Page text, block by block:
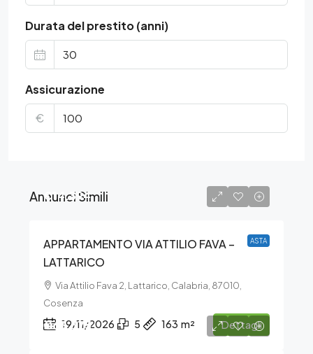
Durata del prestito (anni)
Assicurazione
€
Annunci Simili
ASTA
€14.394
APPARTAMENTO VIA ATTILIO FAVA –
LATTARICO
Via Attilio Fava 2, Lattarico, Calabria, 87010,
Cosenza
19/11/2026 5 163 m² Dettagli
€63.375